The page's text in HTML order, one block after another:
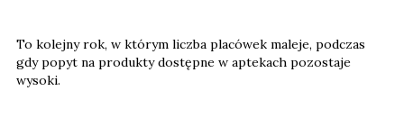
To kolejny rok, w którym liczba placówek maleje, podczas
gdy popyt na produkty dostępne w aptekach pozostaje
wysoki.